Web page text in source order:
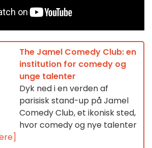
The Jamel Comedy Club: en
institution for comedy og
unge talenter
Dyk ned i en verden af
parisisk stand-up på Jamel
Comedy Club, et ikonisk sted,
hvor comedy og nye talenter